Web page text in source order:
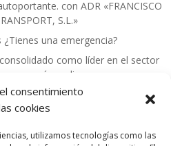
consentimiento
cookies
utilizamos tecnologías como las
con ADR «FRANCISCO
S.L.»
una emergencia?
como líder en el sector
peligrosas.